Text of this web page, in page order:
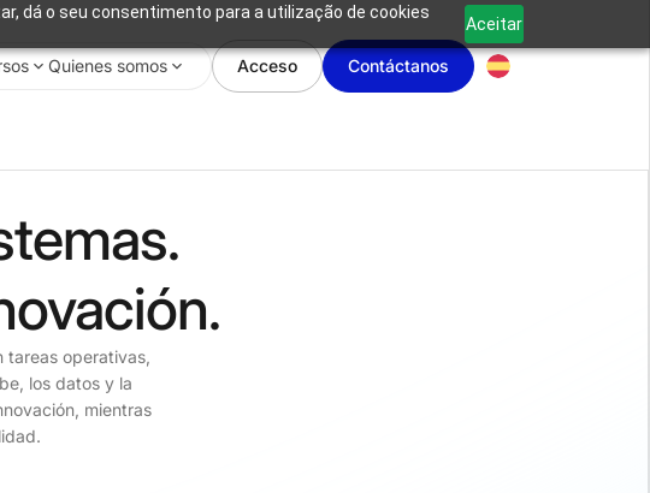
dá o seu consentimento para a utilização de cookies
Aceitar
Quienes somos Acceso Contáctanos
operativas,
los datos y la
mientras